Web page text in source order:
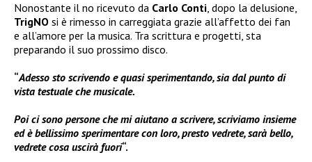
Nonostante il no ricevuto da Carlo Conti, dopo la delusione,
TrigNO si è rimesso in carreggiata grazie all’affetto dei fan
e all’amore per la musica. Tra scrittura e progetti, sta
preparando il suo prossimo disco.
“Adesso sto scrivendo e quasi sperimentando, sia dal punto di
vista testuale che musicale.
Poi ci sono persone che mi aiutano a scrivere, scriviamo insieme
ed è bellissimo sperimentare con loro, presto vedrete, sarà bello,
vedrete cosa uscirà fuori“.